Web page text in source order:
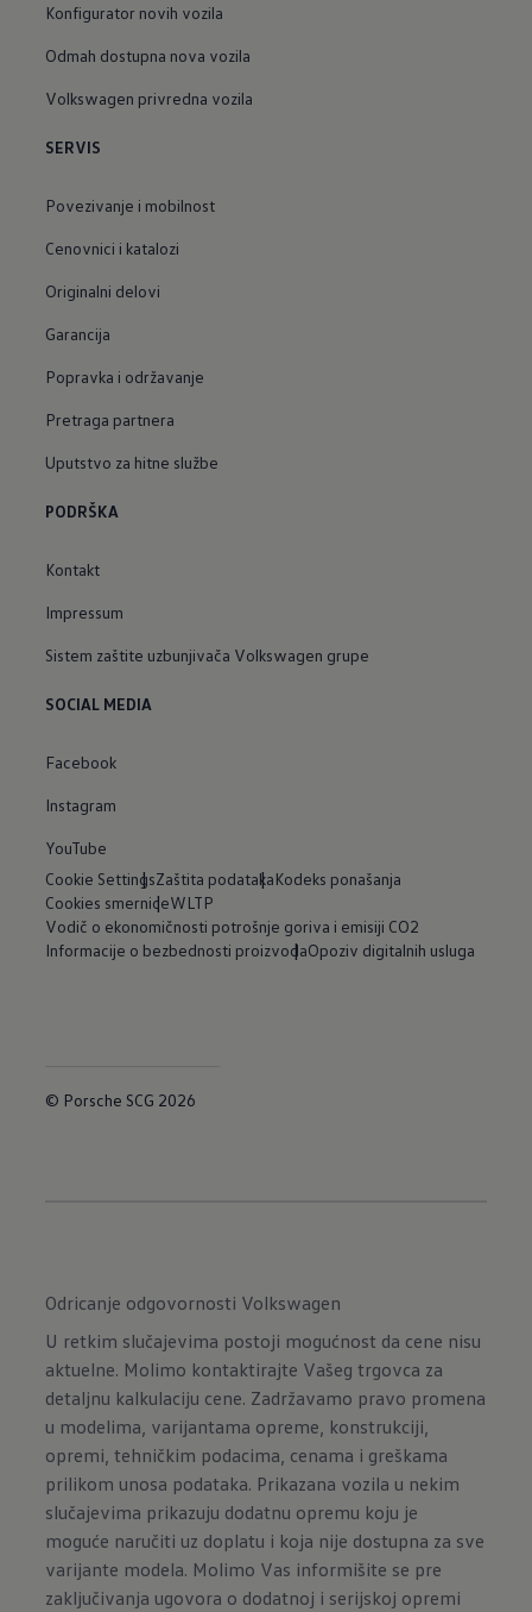
Konfigurator novih vozila
Odmah dostupna nova vozila
Volkswagen privredna vozila
SERVIS
Povezivanje i mobilnost
Cenovnici i katalozi
Originalni delovi
Garancija
Popravka i održavanje
Pretraga partnera
Uputstvo za hitne službe
PODRŠKA
Kontakt
Impressum
Sistem zaštite uzbunjivača Volkswagen grupe
SOCIAL MEDIA
Facebook
Instagram
YouTube
Cookie SettingsZaštita podatakaKodeks ponašanja
Cookies smerniceWLTP
Vodič o ekonomičnosti potrošnje goriva i emisiji CO2
Informacije o bezbednosti proizvodaOpoziv digitalnih usluga
© Porsche SCG 2026
Odricanje odgovornosti Volkswagen
U retkim slučajevima postoji mogućnost da cene nisu
aktuelne. Molimo kontaktirajte Vašeg trgovca za
detaljnu kalkulaciju cene. Zadržavamo pravo promena
u modelima, varijantama opreme, konstrukciji,
opremi, tehničkim podacima, cenama i greškama
prilikom unosa podataka. Prikazana vozila u nekim
slučajevima prikazuju dodatnu opremu koju je
moguće naručiti uz doplatu i koja nije dostupna za sve
varijante modela. Molimo Vas informišite se pre
zaključivanja ugovora o dodatnoj i serijskoj opremi